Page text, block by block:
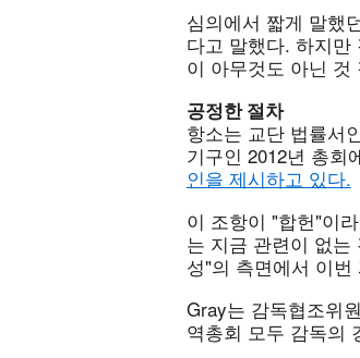
심의에서 짧게 말했
다고 말했다. 하지
이 아무것도 아닌 것
공정한 절차
항소는 교단 법률서
기구인 2012년 총회
인을 제시하고 있다.
이 조항이 "합헌"이
는 지금 관련이 없
성"의 측면에서 이
Gray는 감독협조위
역총회 모두 감독의